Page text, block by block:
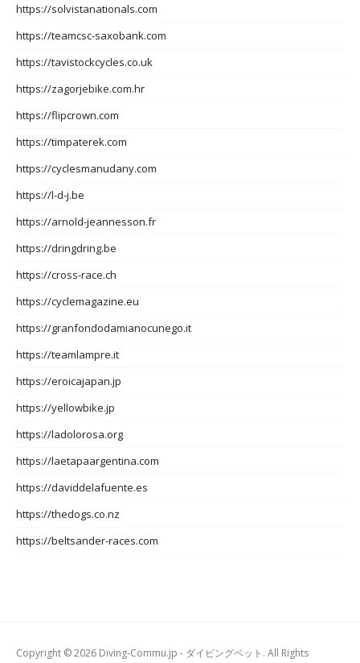
https://solvistanationals.com
https://teamcsc-saxobank.com
https://tavistockcycles.co.uk
https://zagorjebike.com.hr
https://flipcrown.com
https://timpaterek.com
https://cyclesmanudany.com
https://l-d-j.be
https://arnold-jeannesson.fr
https://dringdring.be
https://cross-race.ch
https://cyclemagazine.eu
https://granfondodamianocunego.it
https://teamlampre.it
https://eroicajapan.jp
https://yellowbike.jp
https://ladolorosa.org
https://laetapaargentina.com
https://daviddelafuente.es
https://thedogs.co.nz
https://beltsander-races.com
Copyright © 2026 Diving-Commu.jp - ダイビングベット. All Rights